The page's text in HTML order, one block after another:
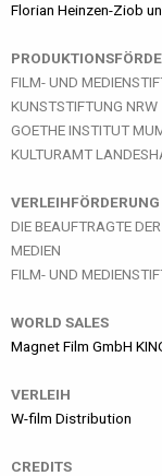
Florian Heinzen-Ziob
FILM- UND
KUNSTSTIFTUNG NRW
GOETHE INSTITUT
KULTURAMT
VERLEIHFÖRDERUNG
DIE BEAUFTRAGTE
MEDIEN
FILM- UND
WORLD SALES
Magnet Film GmbH
VERLEIH
W-film Distribution
CREDITS